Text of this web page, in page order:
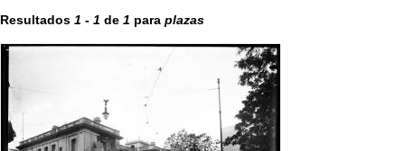
Resultados 1 - 1 de 1 para plazas